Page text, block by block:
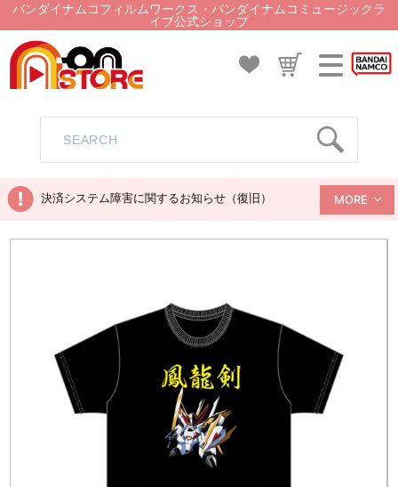
バンダイナムコフィルムワークス・バンダイナムコミュージックラ
イブ公式ショップ
決済システム障害に関するお知らせ（復旧） MORE